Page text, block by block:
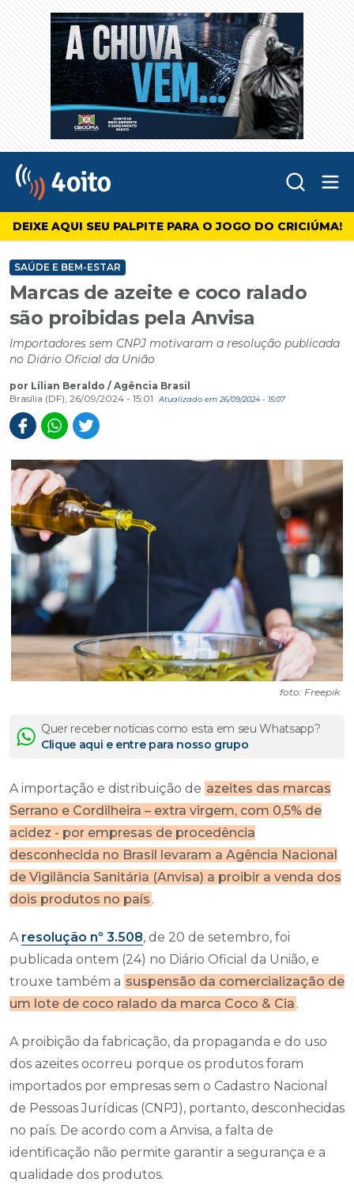
4oito
DEIXE AQUI SEU PALPITE PARA O JOGO DO CRICIÚMA!
SAÚDE E BEM-ESTAR
Marcas de azeite e coco ralado
são proibidas pela Anvisa
Importadores sem CNPJ motivaram a resolução publicada
no Diário Oficial da União
por Lílian Beraldo / Agência Brasil
Brasília (DF), 26/09/2024 - 15:01
Atualizado em 26/09/2024 - 15:07
foto: Freepik
Quer receber notícias como esta em seu Whatsapp?
Clique aqui e entre para nosso grupo
A importação e distribuição de azeites das marcas
Serrano e Cordilheira – extra virgem, com 0,5% de
acidez - por empresas de procedência
desconhecida no Brasil levaram a Agência Nacional
de Vigilância Sanitária (Anvisa) a proibir a venda dos
dois produtos no país .
A resolução nº 3.508, de 20 de setembro, foi
publicada ontem (24) no Diário Oficial da União, e
trouxe também a suspensão da comercialização de
um lote de coco ralado da marca Coco & Cia .
A proibição da fabricação, da propaganda e do uso
dos azeites ocorreu porque os produtos foram
importados por empresas sem o Cadastro Nacional
de Pessoas Jurídicas (CNPJ), portanto, desconhecidas
no país. De acordo com a Anvisa, a falta de
identificação não permite garantir a segurança e a
qualidade dos produtos.